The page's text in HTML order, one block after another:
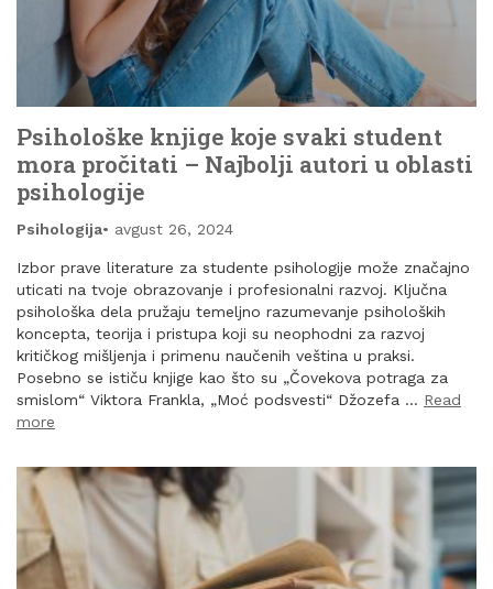
Psihološke knjige koje svaki student
mora pročitati – Najbolji autori u oblasti
psihologije
Psihologija avgust 26, 2024
Izbor prave literature za studente psihologije može značajno
uticati na tvoje obrazovanje i profesionalni razvoj. Ključna
psihološka dela pružaju temeljno razumevanje psiholoških
koncepta, teorija i pristupa koji su neophodni za razvoj
kritičkog mišljenja i primenu naučenih veština u praksi.
Posebno se ističu knjige kao što su „Čovekova potraga za
smislom“ Viktora Frankla, „Moć podsvesti“ Džozefa … Read
more